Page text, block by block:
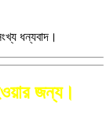
ধন্যবাদ।
জন্য।